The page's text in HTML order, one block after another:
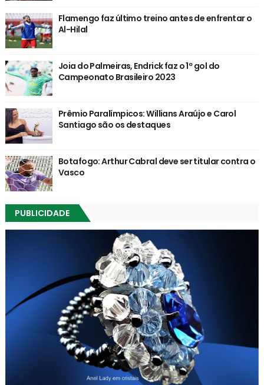
Flamengo faz último treino antes de enfrentar o
Al-Hilal
Joia do Palmeiras, Endrick faz o 1º gol do
Campeonato Brasileiro 2023
Prêmio Paralímpicos: Willians Araújo e Carol
Santiago são os destaques
Botafogo: Arthur Cabral deve ser titular contra o
Vasco
PUBLICIDADE